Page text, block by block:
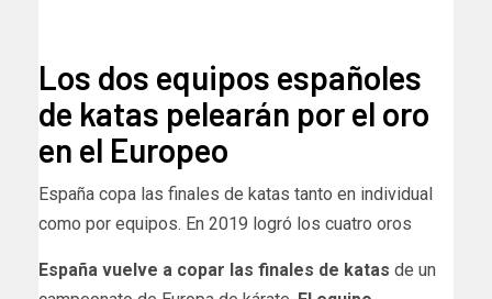
Los dos equipos españoles
de katas pelearán por el oro
en el Europeo
España copa las finales de katas tanto en individual
como por equipos. En 2019 logró los cuatro oros
España vuelve a copar las finales de katas de un